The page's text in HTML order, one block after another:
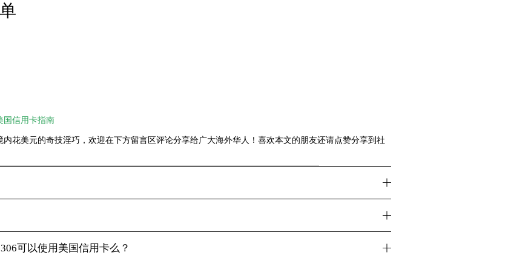
国信用卡指南
花美元的奇技淫巧，欢迎在下方留言区评论分享给广大海外华人！喜欢本文的朋友还请点赞分享到社
可以使用美国信用卡么？